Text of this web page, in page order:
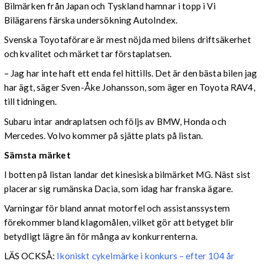
Bilmärken från Japan och Tyskland hamnar i topp i Vi
Bilägarens färska undersökning AutoIndex.
Svenska Toyotaförare är mest nöjda med bilens driftsäkerhet
och kvalitet och märket tar förstaplatsen.
– Jag har inte haft ett enda fel hittills. Det är den bästa bilen jag
har ägt, säger Sven-Åke Johansson, som äger en Toyota RAV4,
till tidningen.
Subaru intar andraplatsen och följs av BMW, Honda och
Mercedes. Volvo kommer på sjätte plats på listan.
Sämsta märket
I botten på listan landar det kinesiska bilmärket MG. Näst sist
placerar sig rumänska Dacia, som idag har franska ägare.
Varningar för bland annat motorfel och assistanssystem
förekommer bland klagomålen, vilket gör att betyget blir
betydligt lägre än för många av konkurrenterna.
LÄS OCKSÅ: Ikoniskt cykelmärke i konkurs – efter 104 år